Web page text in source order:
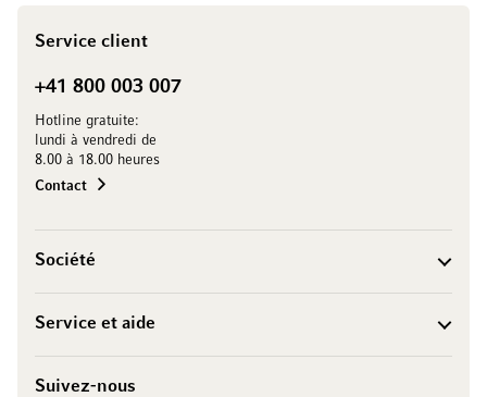
Service client
+41 800 003 007
Hotline gratuite:
lundi à vendredi de
8.00 à 18.00 heures
Contact
Société
Service et aide
Suivez-nous